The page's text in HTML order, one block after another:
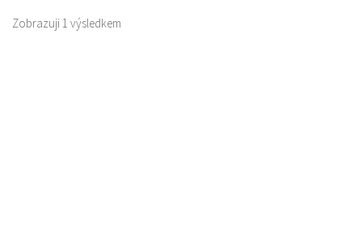
Zobrazuji 1 výsledkem